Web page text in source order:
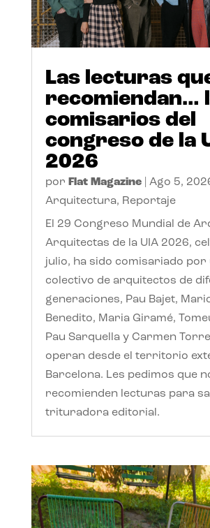
Las lecturas
recomiendan…
comisarios del
congreso de la
2026
por Flat Magazine| Ago 5,
Arquitectura, Reportaje
El 29 Congreso Mundial de
Arquitectas de la UIA 2026,
julio, ha sido comisariado por
colectivo de arquitectos de
generaciones, Pau Bajet,
Benedito, Maria Giramé,
Pau Sarquella y Carmen
operan desde el territorio
Barcelona. Les pedimos que
recomienden lecturas para
trituradora editorial.